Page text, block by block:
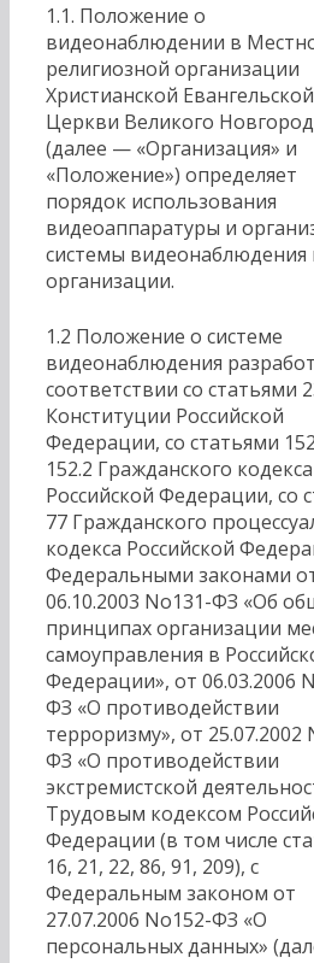
1.1. Положение о
видеонаблюдении в
религиозной организации
Христианской Евангельской
Церкви Великого
(далее — «Организация» и
«Положение») определяет
порядок использования
видеоаппаратуры и
системы видеонаблюдения
организации.
1.2 Положение о системе
видеонаблюдения
соответствии со статьями
Конституции Российской
Федерации, со статьями
152.2 Гражданского кодекса
Российской Федерации, со
77 Гражданского
кодекса Российской
Федеральными законами
06.10.2003 No131-ФЗ «Об
принципах организации
самоуправления в
Федерации», от 06.03.2006
ФЗ «О противодействии
терроризму», от 25.07.2002
ФЗ «О противодействии
экстремистской
Трудовым кодексом
Федерации (в том числе
16, 21, 22, 86, 91, 209), с
Федеральным законом от
27.07.2006 No152-ФЗ «О
персональных данных»